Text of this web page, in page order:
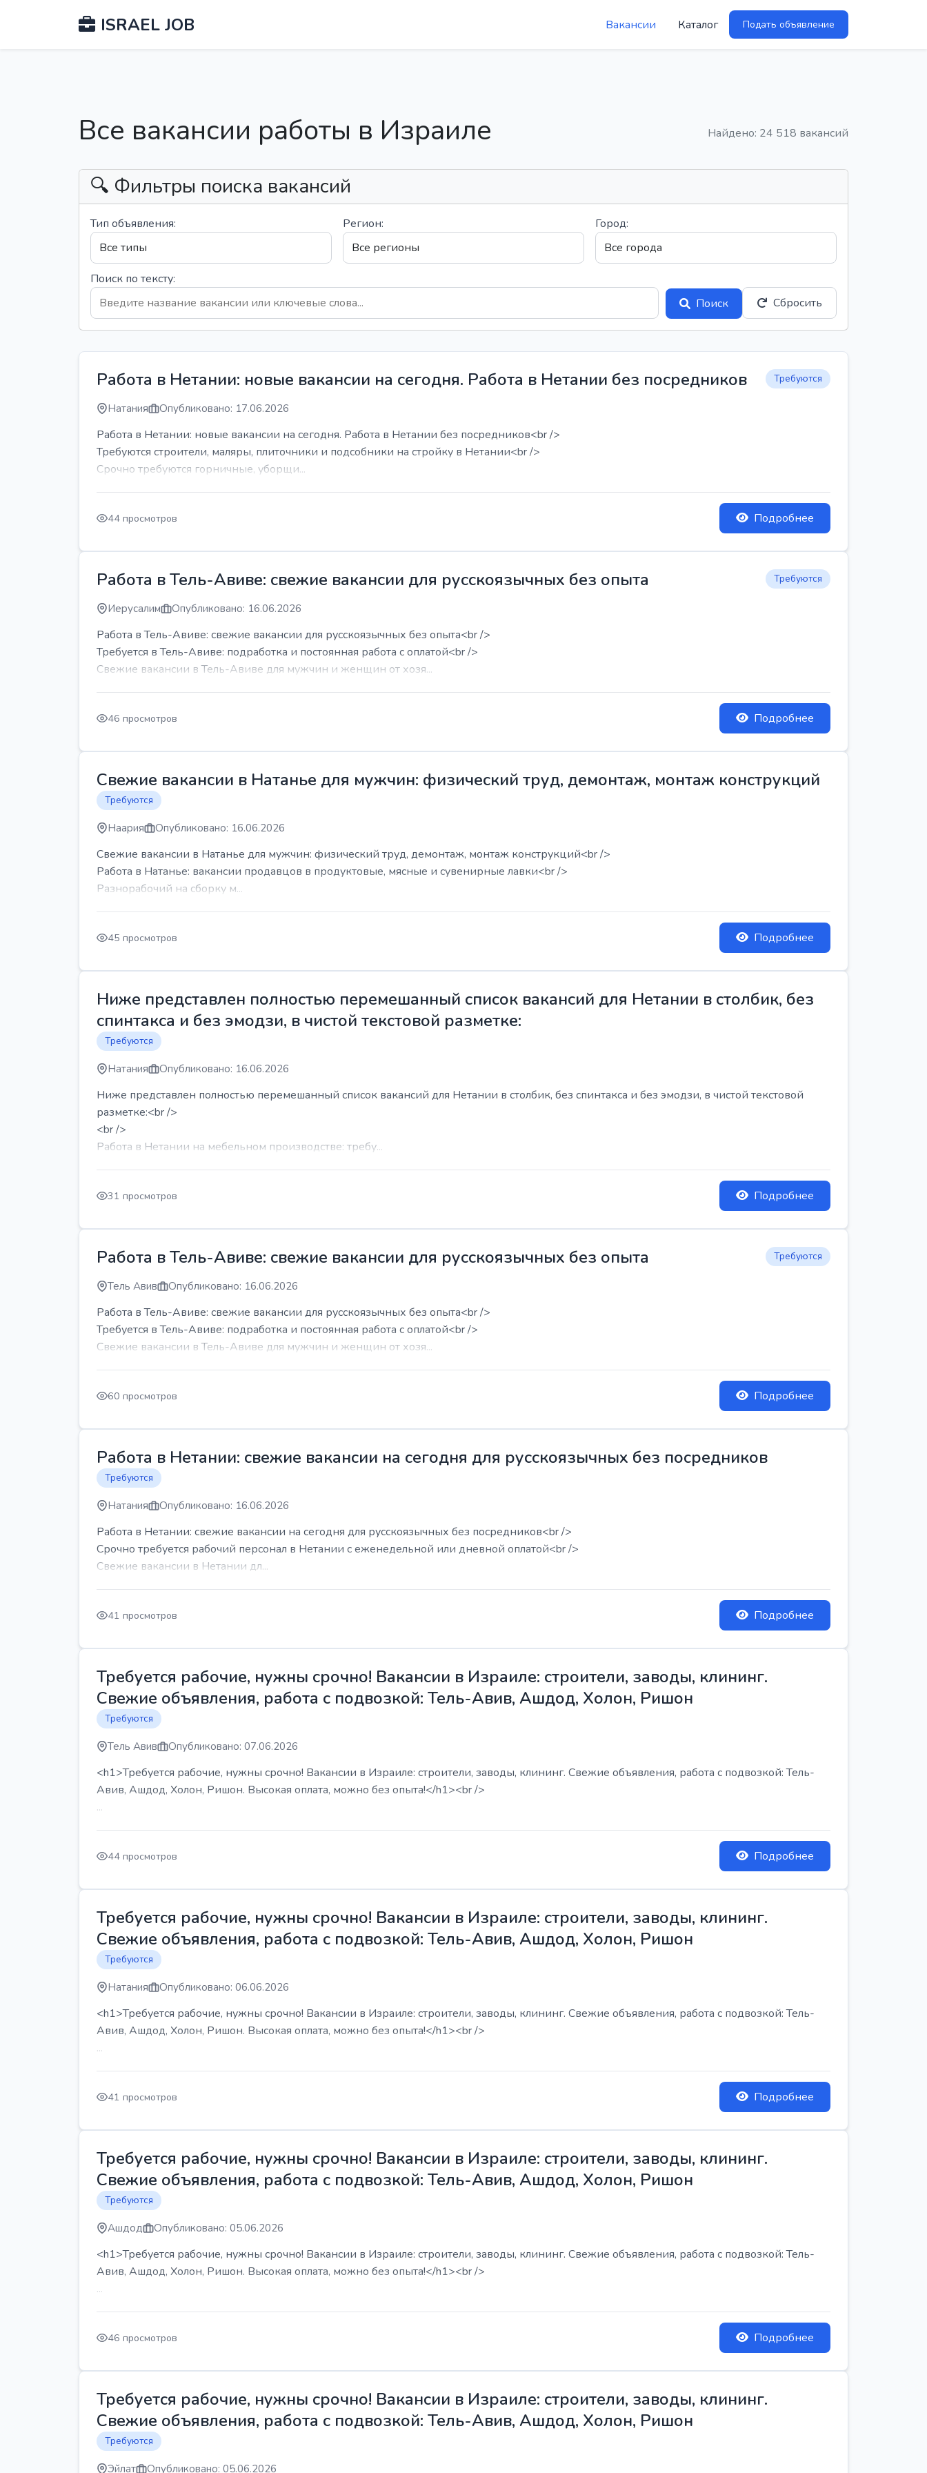
ISRAEL JOB Вакансии Каталог Подать объявление
Все вакансии работы в Израиле Найдено: 24 518 вакансий
🔍 Фильтры поиска вакансий
Тип объявления: Регион: Город:
Поиск по тексту:
Поиск
Сбросить
Работа в Нетании: новые вакансии на сегодня. Работа в Нетании без посредников Требуются
Натания Опубликовано: 17.06.2026
Работа в Нетании: новые вакансии на сегодня. Работа в Нетании без посредников<br />
Требуются строители, маляры, плиточники и подсобники на стройку в Нетании<br />
Срочно требуются горничные, уборщи...
44 просмотров Подробнее
Работа в Тель-Авиве: свежие вакансии для русскоязычных без опыта Требуются
Иерусалим Опубликовано: 16.06.2026
Работа в Тель-Авиве: свежие вакансии для русскоязычных без опыта<br />
Требуется в Тель-Авиве: подработка и постоянная работа с оплатой<br />
Свежие вакансии в Тель-Авиве для мужчин и женщин от хозя...
46 просмотров Подробнее
Свежие вакансии в Натанье для мужчин: физический труд, демонтаж, монтаж конструкций
Требуются
Наария Опубликовано: 16.06.2026
Свежие вакансии в Натанье для мужчин: физический труд, демонтаж, монтаж конструкций<br />
Работа в Натанье: вакансии продавцов в продуктовые, мясные и сувенирные лавки<br />
Разнорабочий на сборку м...
45 просмотров Подробнее
Ниже представлен полностью перемешанный список вакансий для Нетании в столбик, без
спинтакса и без эмодзи, в чистой текстовой разметке:
Требуются
Натания Опубликовано: 16.06.2026
Ниже представлен полностью перемешанный список вакансий для Нетании в столбик, без спинтакса и без эмодзи, в чистой текстовой
разметке:<br />
<br />
Работа в Нетании на мебельном производстве: требу...
31 просмотров Подробнее
Работа в Тель-Авиве: свежие вакансии для русскоязычных без опыта Требуются
Тель Авив Опубликовано: 16.06.2026
Работа в Тель-Авиве: свежие вакансии для русскоязычных без опыта<br />
Требуется в Тель-Авиве: подработка и постоянная работа с оплатой<br />
Свежие вакансии в Тель-Авиве для мужчин и женщин от хозя...
60 просмотров Подробнее
Работа в Нетании: свежие вакансии на сегодня для русскоязычных без посредников
Требуются
Натания Опубликовано: 16.06.2026
Работа в Нетании: свежие вакансии на сегодня для русскоязычных без посредников<br />
Срочно требуется рабочий персонал в Нетании с еженедельной или дневной оплатой<br />
Свежие вакансии в Нетании дл...
41 просмотров Подробнее
Требуется рабочие, нужны срочно! Вакансии в Израиле: строители, заводы, клининг.
Свежие объявления, работа с подвозкой: Тель-Авив, Ашдод, Холон, Ришон
Требуются
Тель Авив Опубликовано: 07.06.2026
<h1>Требуется рабочие, нужны срочно! Вакансии в Израиле: строители, заводы, клининг. Свежие объявления, работа с подвозкой: Тель-
Авив, Ашдод, Холон, Ришон. Высокая оплата, можно без опыта!</h1><br />
...
44 просмотров Подробнее
Требуется рабочие, нужны срочно! Вакансии в Израиле: строители, заводы, клининг.
Свежие объявления, работа с подвозкой: Тель-Авив, Ашдод, Холон, Ришон
Требуются
Натания Опубликовано: 06.06.2026
<h1>Требуется рабочие, нужны срочно! Вакансии в Израиле: строители, заводы, клининг. Свежие объявления, работа с подвозкой: Тель-
Авив, Ашдод, Холон, Ришон. Высокая оплата, можно без опыта!</h1><br />
...
41 просмотров Подробнее
Требуется рабочие, нужны срочно! Вакансии в Израиле: строители, заводы, клининг.
Свежие объявления, работа с подвозкой: Тель-Авив, Ашдод, Холон, Ришон
Требуются
Ашдод Опубликовано: 05.06.2026
<h1>Требуется рабочие, нужны срочно! Вакансии в Израиле: строители, заводы, клининг. Свежие объявления, работа с подвозкой: Тель-
Авив, Ашдод, Холон, Ришон. Высокая оплата, можно без опыта!</h1><br />
...
46 просмотров Подробнее
Требуется рабочие, нужны срочно! Вакансии в Израиле: строители, заводы, клининг.
Свежие объявления, работа с подвозкой: Тель-Авив, Ашдод, Холон, Ришон
Требуются
Эйлат Опубликовано: 05.06.2026